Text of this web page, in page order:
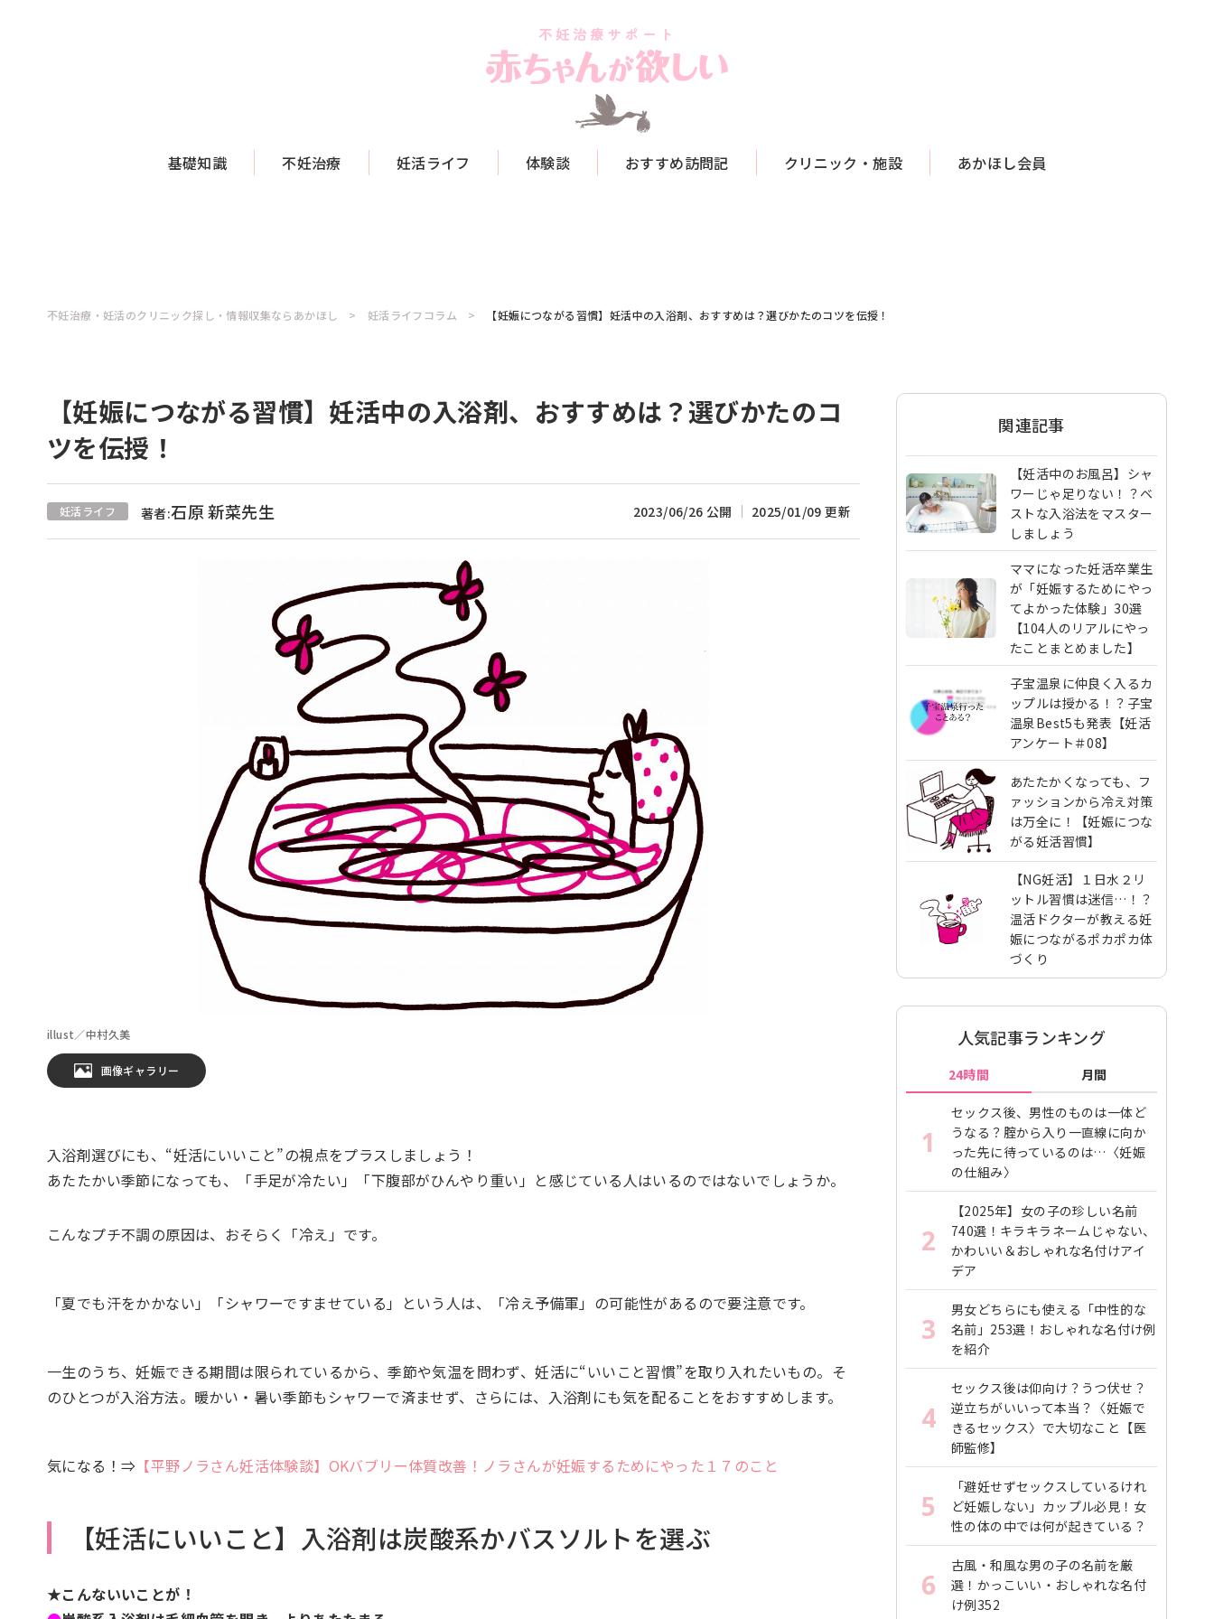
基礎知識 不妊治療 妊活ライフ 体験談 おすすめ訪問記 クリニック・施設 あかほし会員
不妊治療・妊活のクリニック探し・情報収集ならあかほし 妊活ライフコラム 【妊娠につながる習慣】妊活中の入浴剤、おすすめは？選びかたのコツを伝授！
【妊娠につながる習慣】妊活中の入浴剤、おすすめは？選びかたのコ
ツを伝授！
妊活ライフ 著者:石原 新菜先生 2023/06/26 公開 2025/01/09 更新
illust／中村久美
画像ギャラリー
入浴剤選びにも、“妊活にいいこと”の視点をプラスしましょう！
あたたかい季節になっても、「手足が冷たい」「下腹部がひんやり重い」と感じている人はいるのではないでしょうか。
こんなプチ不調の原因は、おそらく「冷え」です。
「夏でも汗をかかない」「シャワーですませている」という人は、「冷え予備軍」の可能性があるので要注意です。
一生のうち、妊娠できる期間は限られているから、季節や気温を問わず、妊活に“いいこと習慣”を取り入れたいもの。そ
のひとつが入浴方法。暖かい・暑い季節もシャワーで済ませず、さらには、入浴剤にも気を配ることをおすすめします。
気になる！⇒ 【平野ノラさん妊活体験談】OKバブリー体質改善！ノラさんが妊娠するためにやった１７のこと
【妊活にいいこと】入浴剤は炭酸系かバスソルトを選ぶ
★こんないいことが！
関連記事
【妊活中のお風呂】シャ
ワーじゃ足りない！？ベ
ストな入浴法をマスター
しましょう
ママになった妊活卒業生
が「妊娠するためにやっ
てよかった体験」30選
【104人のリアルにやっ
たことまとめました】
子宝温泉に仲良く入るカ
ップルは授かる！？子宝
温泉Best5も発表【妊活
アンケート＃08】
あたたかくなっても、フ
ァッションから冷え対策
は万全に！【妊娠につな
がる妊活習慣】
【NG妊活】１日水２リ
ットル習慣は迷信…！？
温活ドクターが教える妊
娠につながるポカポカ体
づくり
人気記事ランキング
24時間 月間
1
セックス後、男性のものは一体ど
うなる？腟から入り一直線に向か
った先に待っているのは…〈妊娠
の仕組み〉
2
【2025年】女の子の珍しい名前
740選！キラキラネームじゃない、
かわいい＆おしゃれな名付けアイ
デア
3
男女どちらにも使える「中性的な
名前」253選！おしゃれな名付け例
を紹介
4
セックス後は仰向け？うつ伏せ？
逆立ちがいいって本当？〈妊娠で
きるセックス〉で大切なこと【医
師監修】
5
「避妊せずセックスしているけれ
ど妊娠しない」カップル必見！女
性の体の中では何が起きている？
6
古風・和風な男の子の名前を厳
選！かっこいい・おしゃれな名付
け例352